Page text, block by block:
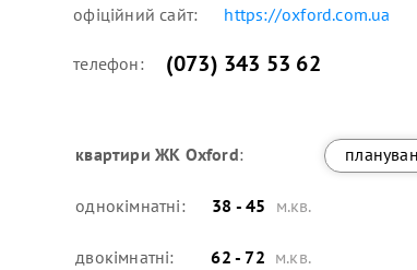
офіційний сайт: https://oxford.com.ua
телефон: (073) 343 53 62
квартири ЖК Oxford:
однокімнатні: 38 - 45 м.кв.
двокімнатні: 62 - 72 м.кв.